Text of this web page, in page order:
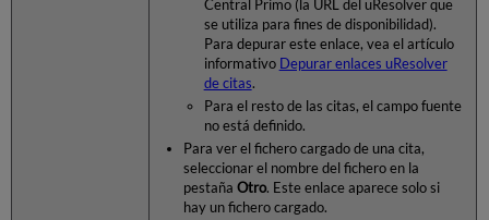
Central Primo (la URL del uResolver que
se utiliza para fines de disponibilidad).
Para depurar este enlace, vea el artículo
informativo Depurar enlaces uResolver
de citas.
Para el resto de las citas, el campo fuente
no está definido.
Para ver el fichero cargado de una cita,
seleccionar el nombre del fichero en la
pestañaOtro. Este enlace aparece solo si
hay un fichero cargado.